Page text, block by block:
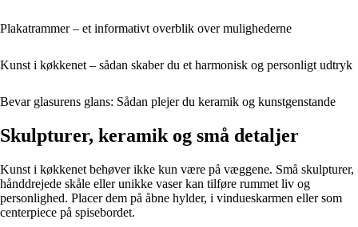
Plakatrammer – et informativt overblik over mulighederne
Kunst i køkkenet – sådan skaber du et harmonisk og personligt udtryk
Bevar glasurens glans: Sådan plejer du keramik og kunstgenstande
Skulpturer, keramik og små detaljer
Kunst i køkkenet behøver ikke kun være på væggene. Små skulpturer,
hånddrejede skåle eller unikke vaser kan tilføre rummet liv og
personlighed. Placer dem på åbne hylder, i vindueskarmen eller som
centerpiece på spisebordet.